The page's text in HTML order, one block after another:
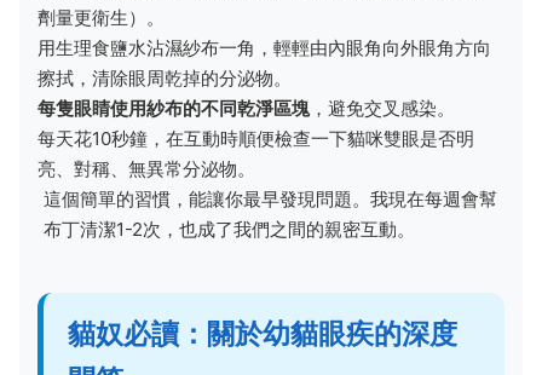
劑量更衛生）。
用生理食鹽水沾濕紗布一角，輕輕由內眼角向外眼角方向
擦拭，清除眼周乾掉的分泌物。
每隻眼睛使用紗布的不同乾淨區塊 ，避免交叉感染。
每天花10秒鐘，在互動時順便檢查一下貓咪雙眼是否明
亮、對稱、無異常分泌物。
這個簡單的習慣，能讓你最早發現問題。我現在每週會幫
布丁清潔1-2次，也成了我們之間的親密互動。
貓奴必讀：關於幼貓眼疾的深度